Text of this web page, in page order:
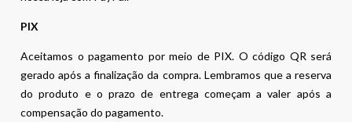
PIX
Aceitamos o pagamento por meio de PIX. O código QR será
gerado após a finalização da compra. Lembramos que a reserva
do produto e o prazo de entrega começam a valer após a
compensação do pagamento.